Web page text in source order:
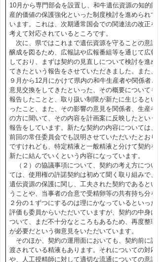
10月から専門部会を設置し、和牛遺伝資源の知的財
産的価値の保護強化といった制度検討を進められて
います。これは、次期通常国会での関連法の改正を
考えて対応されているところです。
次に、県ではこれまで遺伝資源を守ることの意識
醸成を図るため、広報誌や広報番組等を通じて広報
しており、まずは契約の見直しについて検討を進め
てきたという報告をさせていただきました。また、
９月から12月にかけて県内の和牛生産者や関係者と
意見交換をしてきたといった、その概要についても
報告したことと、取り扱い制限が新たに生じるとい
ったこと、また、その影響の意見を関係者、生産者
の方に聞いて、その内容を計画案に反映したという
報告をしています。新たな契約の内容については、
前回の常任委員会でも説明させていただいたとおり
ですけれども、特定精液と一般精液と分けて契約を
新たに結んでいくという内容になっています。
（２）の協議事項について、契約の考え方につい
ては、使用権の許諾契約は初めて聞く取り組みで、
遺伝資源の保護に関し、工夫された契約であるとい
うことや、当事者の合意で受精卵等の共有持ち分を
２分の１ずつにするのは理にかなっているといった
評価も委員からいただいていますが、契約の中身に
ついて、まだ不十分なところもあるため、再度整理
が必要だという御意見をいただいています。
そのほか、契約の運用面においても、契約前に譲
渡されている精液もあります。それについての対応
や、人工授精師に対して適切な流通についての意識